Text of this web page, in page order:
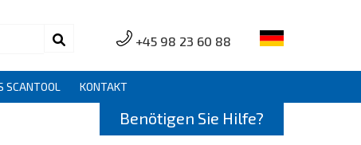
+45 98 23 60 88
SCANTOOL KONTAKT
Benötigen Sie Hilfe?